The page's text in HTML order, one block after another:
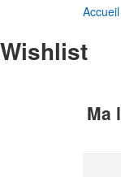
Accueil
Wishlist
Ma